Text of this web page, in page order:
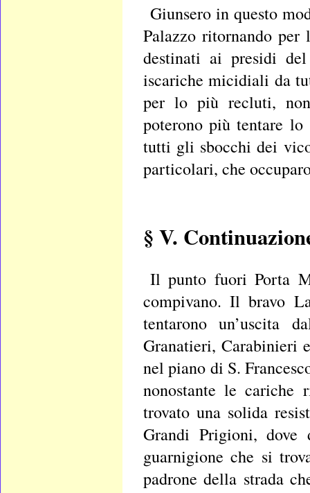
Giunsero in questo
Palazzo ritornando
destinati ai presidi
iscariche micidiali da
per lo più recluti,
poterono più tentare lo
tutti gli sbocchi dei
particolari, che
§ V.
Il punto fuori Porta
compivano. Il bravo
tentarono un’uscita
Granatieri, Carabinieri
nel piano di S.
nonostante le cariche
trovato una solida
Grandi Prigioni, dove
guarnigione che si
padrone della strada